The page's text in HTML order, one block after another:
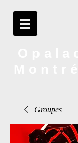
Groupes